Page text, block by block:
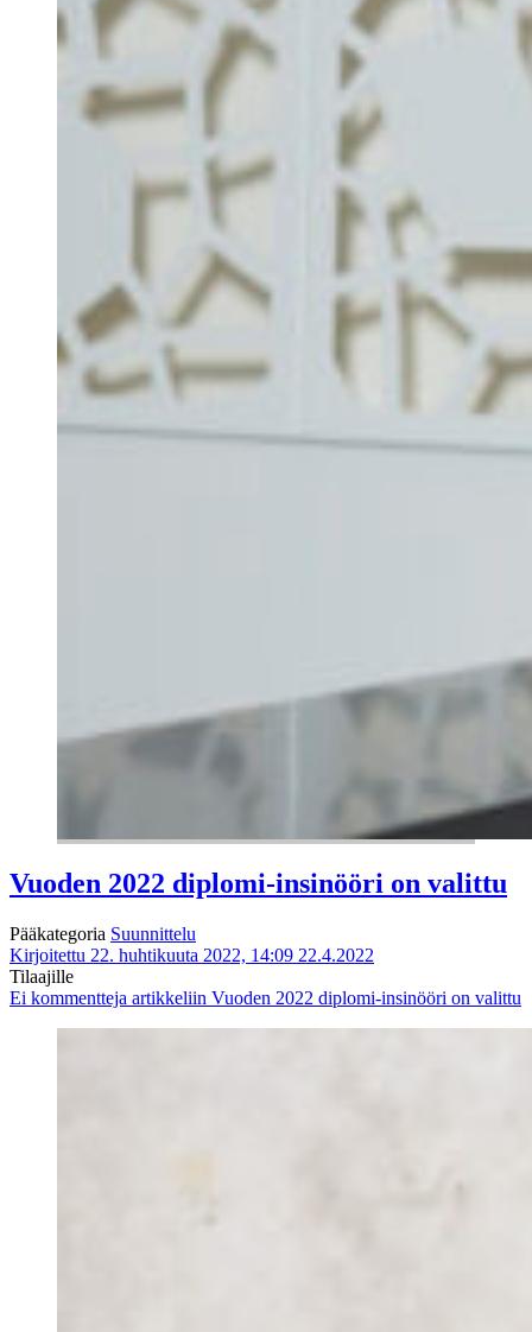
Vuoden 2022 diplomi-insinööri on valittu
Pääkategoria Suunnittelu
Kirjoitettu 22. huhtikuuta 2022, 14:09 22.4.2022
Tilaajille
Ei kommentteja artikkeliin Vuoden 2022 diplomi-insinööri on valittu